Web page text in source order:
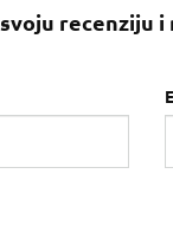
recenziju